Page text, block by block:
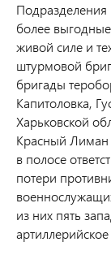
Подразделения
более
живой силе и
штурмовой
бригады
Капитоловка,
Харьковской
Красный Лиман
в полосе
потери
из них пять